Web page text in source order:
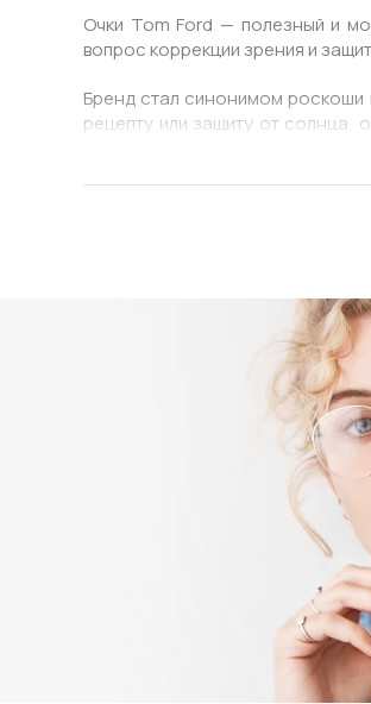
Очки Tom Ford — полезный и
вопрос коррекции зрения и
Бренд стал синонимом роскоши
рецепту или защиту от солнца,
мире высокой моды не
С 2005 года на рынке
Причины популярности
Каждая оправа Том Форд
конструкторы. Бренд
в коллекциях традиционные
идеально сбалансированные
оправы Tom Ford
солнцезащитные и
изделия прочные и
Очки Том Форд — статусный